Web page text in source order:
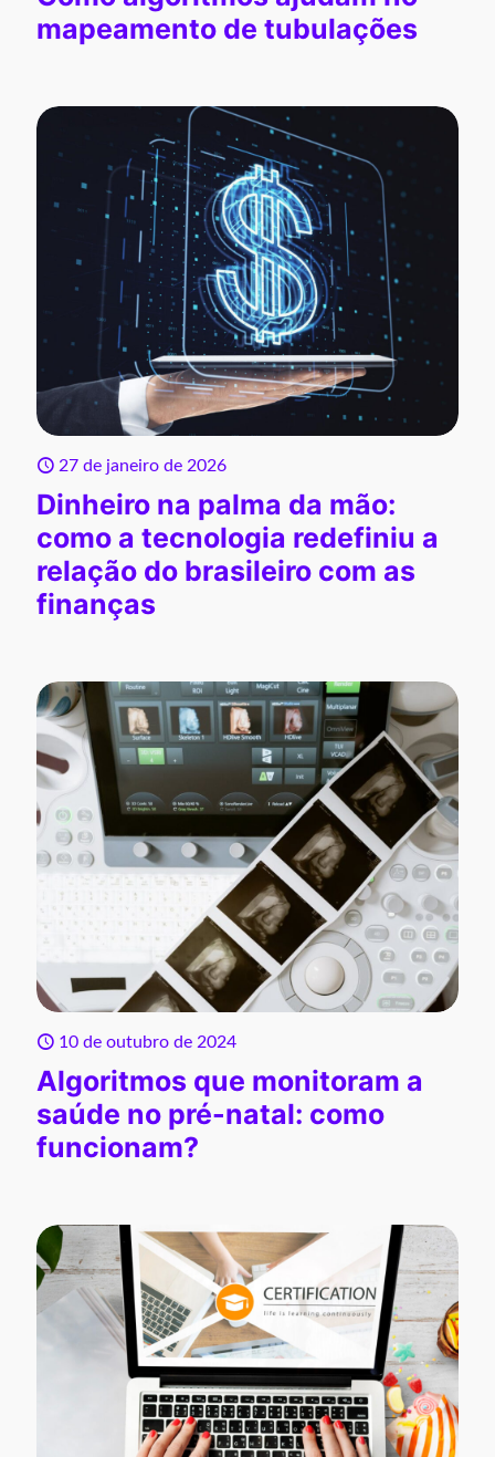
mapeamento de tubulações
27 de janeiro de 2026
Dinheiro na palma da mão:
como a tecnologia redefiniu a
relação do brasileiro com as
finanças
10 de outubro de 2024
Algoritmos que monitoram a
saúde no pré-natal: como
funcionam?